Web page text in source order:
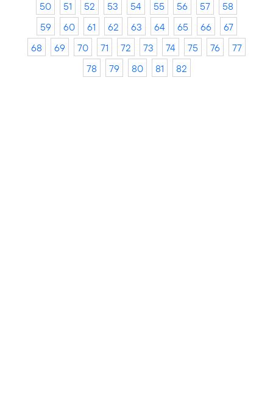
50
51 52 53 54 55 56 57
58
59
60 61 62 63 64 65 66
67
68
69 70 71 72 73 74 75 76
77
78
79 80 81 82